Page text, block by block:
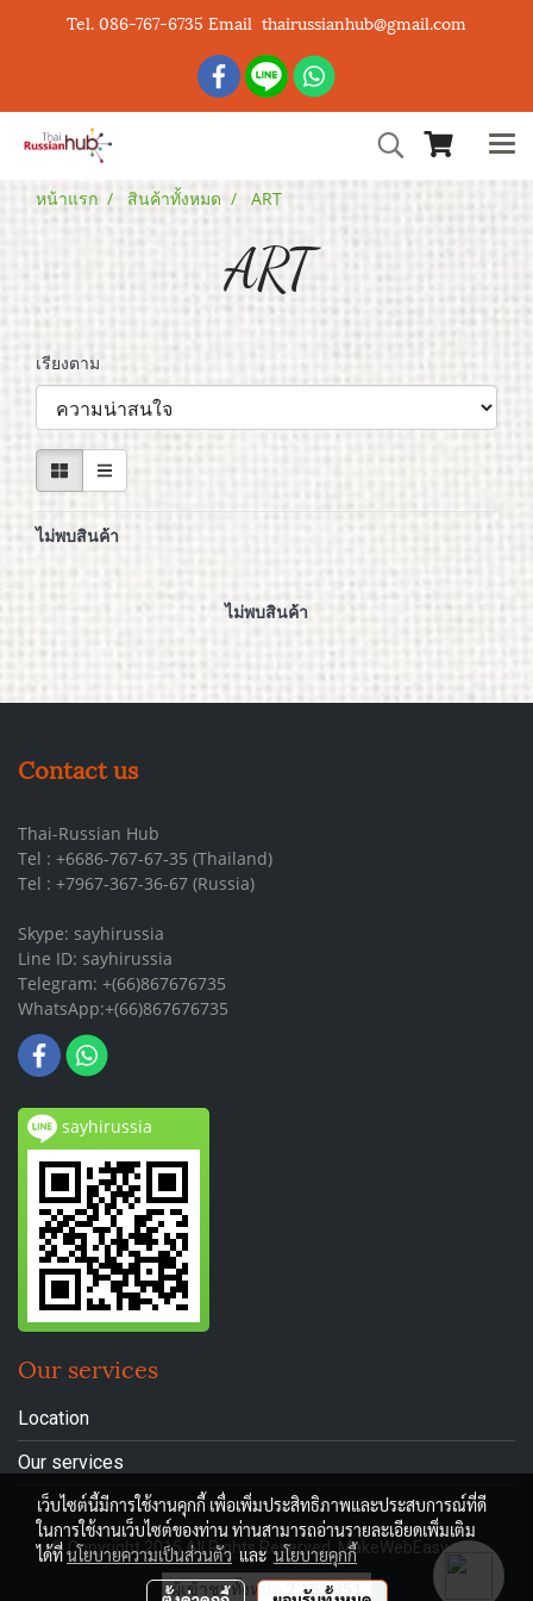
Tel. 086-767-6735 Email thairussianhub@gmail.com
หน้าแรก สินค้าทั้งหมด ART
ART
เรียงตาม
ไม่พบสินค้า
ไม่พบสินค้า
Contact us
Thai-Russian Hub
Tel : +6686-767-67-35 (Thailand)
Tel : +7967-367-36-67 (Russia)
Skype: sayhirussia
Line ID: sayhirussia
Telegram: +(66)867676735
WhatsApp:+(66)867676735
sayhirussia
Our services
Location
Our services
© Copyright 2015 All Rights Reserved. MakeWebEasy.com
ผู้เข้าชมทั้งหมด2,169,351
เว็บไซต์นี้มีการใช้งานคุกกี้ เพื่อเพิ่มประสิทธิภาพและประสบการณ์ที่ดี
ในการใช้งานเว็บไซต์ของท่าน ท่านสามารถอ่านรายละเอียดเพิ่มเติม
ได้ที่นโยบายความเป็นส่วนตัวและนโยบายคุกกี้